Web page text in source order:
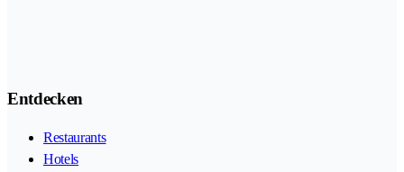
Entdecken
Restaurants
Hotels